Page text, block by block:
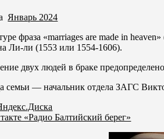
Январь 2024
фраза «marriages are made in
Ли-ли (1553 или 1554-1606).
двух людей в браке
семьи — начальник отдела ЗАГС
«Радио Балтийский берег»